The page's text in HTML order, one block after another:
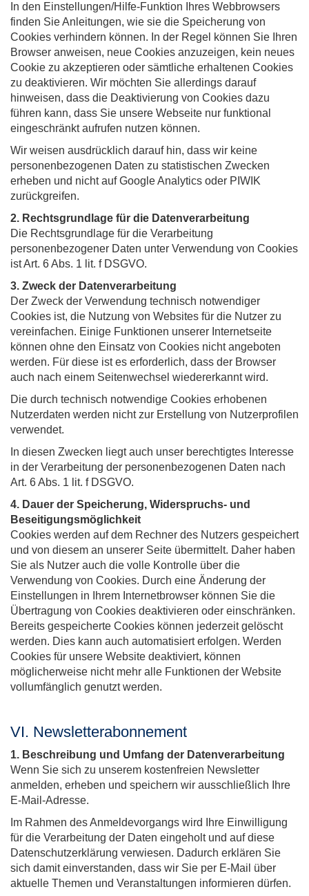
In den Einstellungen/Hilfe-Funktion Ihres Webbrowsers
finden Sie Anleitungen, wie sie die Speicherung von
Cookies verhindern können. In der Regel können Sie Ihren
Browser anweisen, neue Cookies anzuzeigen, kein neues
Cookie zu akzeptieren oder sämtliche erhaltenen Cookies
zu deaktivieren. Wir möchten Sie allerdings darauf
hinweisen, dass die Deaktivierung von Cookies dazu
führen kann, dass Sie unsere Webseite nur funktional
eingeschränkt aufrufen nutzen können.
Wir weisen ausdrücklich darauf hin, dass wir keine
personenbezogenen Daten zu statistischen Zwecken
erheben und nicht auf Google Analytics oder PIWIK
zurückgreifen.
2. Rechtsgrundlage für die Datenverarbeitung
Die Rechtsgrundlage für die Verarbeitung
personenbezogener Daten unter Verwendung von Cookies
ist Art. 6 Abs. 1 lit. f DSGVO.
3. Zweck der Datenverarbeitung
Der Zweck der Verwendung technisch notwendiger
Cookies ist, die Nutzung von Websites für die Nutzer zu
vereinfachen. Einige Funktionen unserer Internetseite
können ohne den Einsatz von Cookies nicht angeboten
werden. Für diese ist es erforderlich, dass der Browser
auch nach einem Seitenwechsel wiedererkannt wird.
Die durch technisch notwendige Cookies erhobenen
Nutzerdaten werden nicht zur Erstellung von Nutzerprofilen
verwendet.
In diesen Zwecken liegt auch unser berechtigtes Interesse
in der Verarbeitung der personenbezogenen Daten nach
Art. 6 Abs. 1 lit. f DSGVO.
4. Dauer der Speicherung, Widerspruchs- und
Beseitigungsmöglichkeit
Cookies werden auf dem Rechner des Nutzers gespeichert
und von diesem an unserer Seite übermittelt. Daher haben
Sie als Nutzer auch die volle Kontrolle über die
Verwendung von Cookies. Durch eine Änderung der
Einstellungen in Ihrem Internetbrowser können Sie die
Übertragung von Cookies deaktivieren oder einschränken.
Bereits gespeicherte Cookies können jederzeit gelöscht
werden. Dies kann auch automatisiert erfolgen. Werden
Cookies für unsere Website deaktiviert, können
möglicherweise nicht mehr alle Funktionen der Website
vollumfänglich genutzt werden.
VI. Newsletterabonnement
1. Beschreibung und Umfang der Datenverarbeitung
Wenn Sie sich zu unserem kostenfreien Newsletter
anmelden, erheben und speichern wir ausschließlich Ihre
E-Mail-Adresse.
Im Rahmen des Anmeldevorgangs wird Ihre Einwilligung
für die Verarbeitung der Daten eingeholt und auf diese
Datenschutzerklärung verwiesen. Dadurch erklären Sie
sich damit einverstanden, dass wir Sie per E-Mail über
aktuelle Themen und Veranstaltungen informieren dürfen.